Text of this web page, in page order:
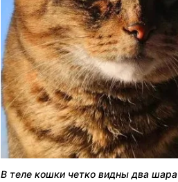
В теле кошки четко видны два шара